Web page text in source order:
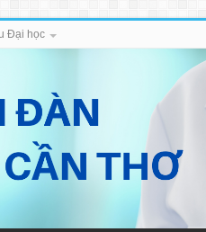
Đại học